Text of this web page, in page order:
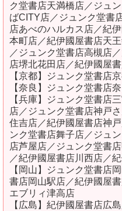
ク堂書店天満橋店／ジュ
ばCITY店／ジュンク堂書
店あべのハルカス店／紀
本町店／紀伊國屋書店天
／ジュンク堂書店高槻店
店堺北花田店／紀伊國屋
【京都】ジュンク堂書店
【奈良】ジュンク堂書店
【兵庫】ジュンク堂書店
店／ジュンク堂書店神戸
住吉店／紀伊國屋書店神
ンク堂書店舞子店／ジュ
店芦屋店／ジュンク堂書
／紀伊國屋書店川西店／
【岡山】ジュンク堂書店
書店岡山駅店／紀伊國屋
エブリィ津高店
【広島】紀伊國屋書店広